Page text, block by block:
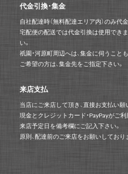
代金引換・集金
自社配達時（無料配達エリア内）のみ代
宅配便の配送では代金引換は使用でき
い。
祇園・河原町周辺へは、集金に伺うこと
ご希望の方は、集金先をご指定下さい。
来店支払
当店にご来店して頂き、直接お支払い願
現金とクレジットカード・PayPayがご利
来店予定日を備考欄にご記入下さい。
原則、配達前のご来店をお願いしており